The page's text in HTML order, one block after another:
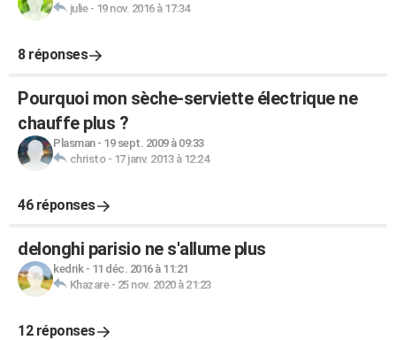
julie- 19 nov. 2016 à 17:34
8 réponses
Pourquoi mon sèche-serviette électrique ne
chauffe plus ?
Plasman- 19 sept. 2009 à 09:33
christo- 17 janv. 2013 à 12:24
46 réponses
delonghi parisio ne s'allume plus
kedrik- 11 déc. 2016 à 11:21
Khazare- 25 nov. 2020 à 21:23
12 réponses